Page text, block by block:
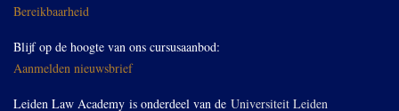
Bereikbaarheid
Blijf op de hoogte van ons cursusaanbod:
Aanmelden nieuwsbrief
Leiden Law Academy is onderdeel van de Universiteit Leiden